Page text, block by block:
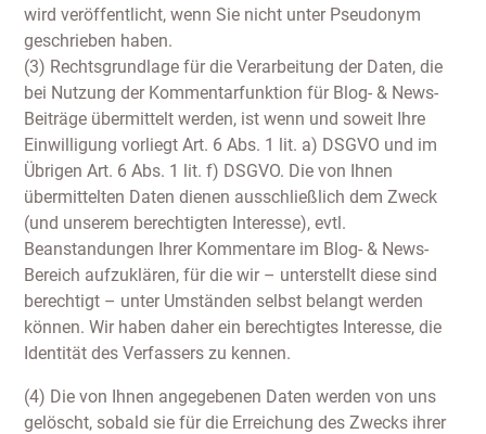
wird veröffentlicht, wenn Sie nicht unter Pseudonym
geschrieben haben.
(3) Rechtsgrundlage für die Verarbeitung der Daten, die
bei Nutzung der Kommentarfunktion für Blog- & News-
Beiträge übermittelt werden, ist wenn und soweit Ihre
Einwilligung vorliegt Art. 6 Abs. 1 lit. a) DSGVO und im
Übrigen Art. 6 Abs. 1 lit. f) DSGVO. Die von Ihnen
übermittelten Daten dienen ausschließlich dem Zweck
(und unserem berechtigten Interesse), evtl.
Beanstandungen Ihrer Kommentare im Blog- & News-
Bereich aufzuklären, für die wir – unterstellt diese sind
berechtigt – unter Umständen selbst belangt werden
können. Wir haben daher ein berechtigtes Interesse, die
Identität des Verfassers zu kennen.
(4) Die von Ihnen angegebenen Daten werden von uns
gelöscht, sobald sie für die Erreichung des Zwecks ihrer